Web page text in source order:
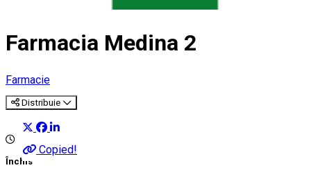
Farmacia Medina 2
Farmacie
Distribuie
Copied!
Închis